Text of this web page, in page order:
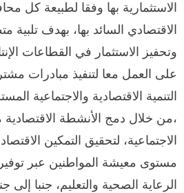
الاستثمارية بها وفقا لطبيعة كل
الاقتصادي السائد بها، بهدف تلبية
وتحفيز الاستثمار في القطاعات
على العمل معا لتنفيذ مبادرات
التنمية الاقتصادية والاجتماعية
،من خلال دمج الأنشطة الاقتصادية
الاجتماعية، لتحقيق التمكين
مستوى معيشة المواطنين عبر
الرعاية الصحية والتعليم، جنبا